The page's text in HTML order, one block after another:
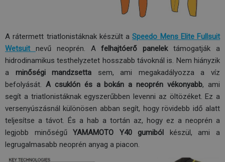
A rátermett triatlonistáknak készült aSpeedo Mens Elite Fullsuit
Wetsuit nevű neoprén. Afelhajtóerő panelektámogatják a
hidrodinamikus testhelyzetet hosszabb távoknál is. Nem hiányzik
a minőségi mandzsetta sem, ami megakadályozza a víz
befolyását. A csuklón és a bokán a neoprén vékonyabb, ami
segít a triatlonistáknak egyszerűbben levenni az öltözéket. Ez a
versenyúszásnál különösen abban segít, hogy rövidebb idő alatt
teljesítse a távot. És a hab a tortán az, hogy ez a neoprén a
legjobb minőségűYAMAMOTO Y40 gumiból készül, ami a
legrugalmasabb neoprén anyag a piacon.